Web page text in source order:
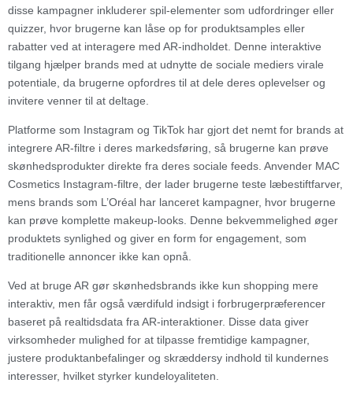
disse kampagner inkluderer spil-elementer som udfordringer eller
quizzer, hvor brugerne kan låse op for produktsamples eller
rabatter ved at interagere med AR-indholdet. Denne interaktive
tilgang hjælper brands med at udnytte de sociale mediers virale
potentiale, da brugerne opfordres til at dele deres oplevelser og
invitere venner til at deltage.
Platforme som Instagram og TikTok har gjort det nemt for brands at
integrere AR-filtre i deres markedsføring, så brugerne kan prøve
skønhedsprodukter direkte fra deres sociale feeds. Anvender MAC
Cosmetics Instagram-filtre, der lader brugerne teste læbestiftfarver,
mens brands som L’Oréal har lanceret kampagner, hvor brugerne
kan prøve komplette makeup-looks. Denne bekvemmelighed øger
produktets synlighed og giver en form for engagement, som
traditionelle annoncer ikke kan opnå.
Ved at bruge AR gør skønhedsbrands ikke kun shopping mere
interaktiv, men får også værdifuld indsigt i forbrugerpræferencer
baseret på realtidsdata fra AR-interaktioner. Disse data giver
virksomheder mulighed for at tilpasse fremtidige kampagner,
justere produktanbefalinger og skræddersy indhold til kundernes
interesser, hvilket styrker kundeloyaliteten.